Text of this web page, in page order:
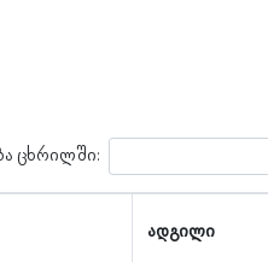
ცხრილში:
ადგილი